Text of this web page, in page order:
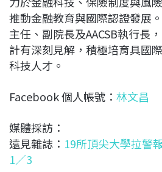
推動金融教育與國際認證發展
主任、副院長及AACSB執行長
計有深刻見解，積極培育具國
科技人才。
Facebook 個人帳號： 林文昌
媒體採訪：
遠見雜誌： 19所頂尖大學拉警
1∕3